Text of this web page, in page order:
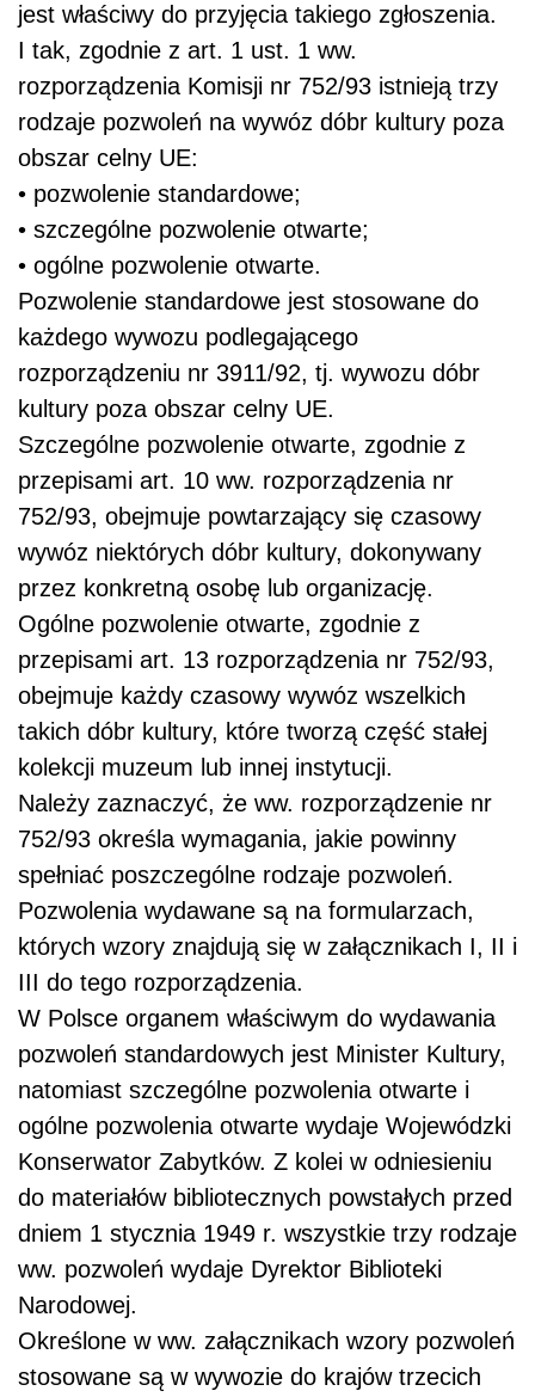
jest właściwy do przyjęcia takiego zgłoszenia.
I tak, zgodnie z art. 1 ust. 1 ww.
rozporządzenia Komisji nr 752/93 istnieją trzy
rodzaje pozwoleń na wywóz dóbr kultury poza
obszar celny UE:
• pozwolenie standardowe;
• szczególne pozwolenie otwarte;
• ogólne pozwolenie otwarte.
Pozwolenie standardowe jest stosowane do
każdego wywozu podlegającego
rozporządzeniu nr 3911/92, tj. wywozu dóbr
kultury poza obszar celny UE.
Szczególne pozwolenie otwarte, zgodnie z
przepisami art. 10 ww. rozporządzenia nr
752/93, obejmuje powtarzający się czasowy
wywóz niektórych dóbr kultury, dokonywany
przez konkretną osobę lub organizację.
Ogólne pozwolenie otwarte, zgodnie z
przepisami art. 13 rozporządzenia nr 752/93,
obejmuje każdy czasowy wywóz wszelkich
takich dóbr kultury, które tworzą część stałej
kolekcji muzeum lub innej instytucji.
Należy zaznaczyć, że ww. rozporządzenie nr
752/93 określa wymagania, jakie powinny
spełniać poszczególne rodzaje pozwoleń.
Pozwolenia wydawane są na formularzach,
których wzory znajdują się w załącznikach I, II i
III do tego rozporządzenia.
W Polsce organem właściwym do wydawania
pozwoleń standardowych jest Minister Kultury,
natomiast szczególne pozwolenia otwarte i
ogólne pozwolenia otwarte wydaje Wojewódzki
Konserwator Zabytków. Z kolei w odniesieniu
do materiałów bibliotecznych powstałych przed
dniem 1 stycznia 1949 r. wszystkie trzy rodzaje
ww. pozwoleń wydaje Dyrektor Biblioteki
Narodowej.
Określone w ww. załącznikach wzory pozwoleń
stosowane są w wywozie do krajów trzecich